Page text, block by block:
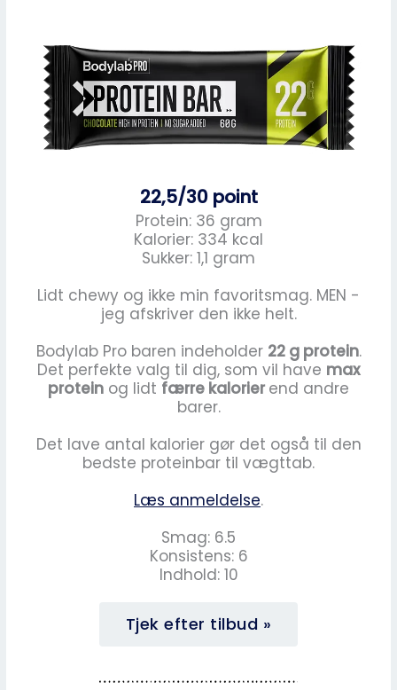
22,5/30 point
Protein: 36 gram
Kalorier: 334 kcal
Sukker: 1,1 gram
Lidt chewy og ikke min favoritsmag. MEN -
jeg afskriver den ikke helt.
Bodylab Pro baren indeholder 22 g protein.
Det perfekte valg til dig, som vil have max
protein og lidt færre kalorierend andre
barer.
Det lave antal kalorier gør det også til den
bedste proteinbar til vægttab.
Læs anmeldelse.
Smag: 6.5
Konsistens: 6
Indhold: 10
Tjek efter tilbud »